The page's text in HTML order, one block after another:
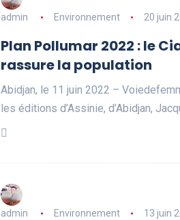
admin Environnement 20 juin
Plan Pollumar 2022 : le
rassure la population
Abidjan, le 11 juin 2022 –
les éditions d’Assinie, d’Abidjan,
admin Environnement 13 juin